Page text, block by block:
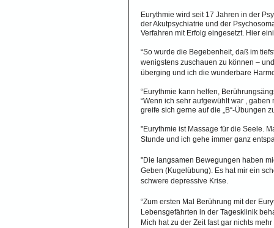
Eurythmie wird seit 17 Jahren in der
der Akutpsychiatrie und der
Verfahren mit Erfolg eingesetzt. Hier
“So wurde die Begebenheit, daß im
wenigstens zuschauen zu können –
überging und ich die wunderbare
“Eurythmie kann helfen,
“Wenn ich sehr aufgewühlt war ,
greife sich gerne auf die „B“-Übungen
"Eurythmie ist Massage für die Seele.
Stunde und ich gehe immer ganz
"Die langsamen Bewegungen haben
Geben (Kugelübung). Es hat mir ein
schwere depressive Krise.
“Zum ersten Mal Berührung mit der
Lebensgefährten in der Tagesklinik
Mich hat zu der Zeit fast gar nichts